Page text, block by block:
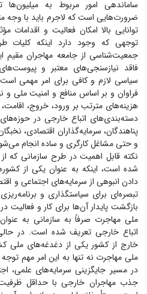
ساماندهی امور مربوط به
ضرورت‌هایی است که لاجرم باید با وجه
توانایی بالا امکان فعالیت و اقدامات
توجهی که وجود دارد اینکه کلیات
جمعیت‌شناسی از جامعه مهاجران مقیم
فاقد نیازسنجی‌های معتبر و
سیاسی لازم و کافی برای امر مهمی
فراوان و بر اساس منافع و امنیت ملی و
هزینه‌های مترتب بر ورود، خروج،
دسته‌بندی‌های اتباع خارجی در
پناهندگان، سرمایه‌گذاران اقتصادی،
و حتی مشاغل کارگری و ساده انجام
نکته قابل اهمیت در طرح سازمانی که
شده است، اینکه به عنوان یکی از
دادن انبوهی از سرمایه‌های اجتماعی و
تبصره‌ای برای سیاستگذاری و
بازگشت پایدار آن‌ها برای کار و فعالیت
ملی مهاجرت صرفاً به سازمانی به
اتباع خارجی تعریف شده است. در
خارج از کشور یکی از دغدغه‌های ملی
ملی مهاجرت نه تنها به این امر مهم
در مسیر جایگزینی سرمایه‌های علمی،
جذب مهاجران خارجی با حداقل